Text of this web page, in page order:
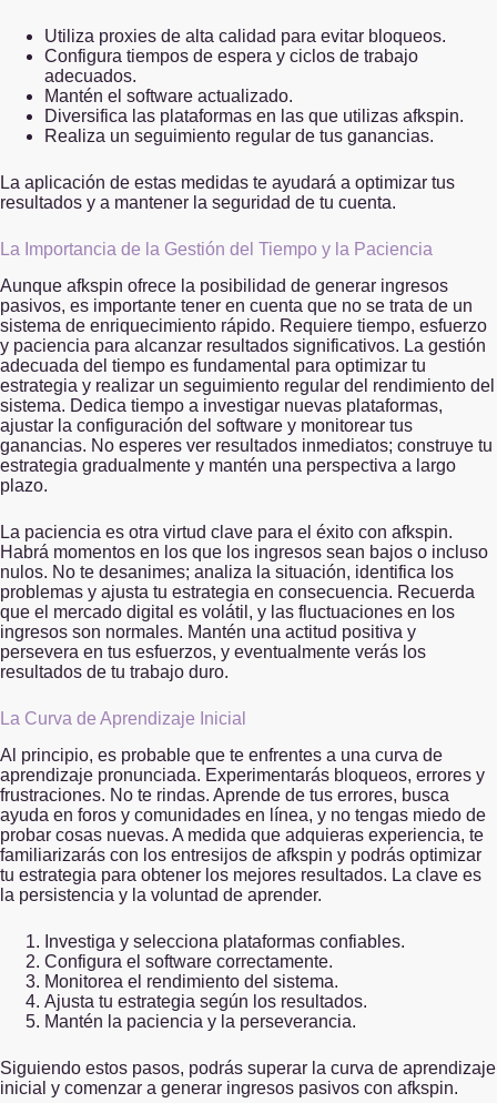
Utiliza proxies de alta calidad para evitar bloqueos.
Configura tiempos de espera y ciclos de trabajo
adecuados.
Mantén el software actualizado.
Diversifica las plataformas en las que utilizas afkspin.
Realiza un seguimiento regular de tus ganancias.
La aplicación de estas medidas te ayudará a optimizar tus
resultados y a mantener la seguridad de tu cuenta.
La Importancia de la Gestión del Tiempo y la Paciencia
Aunque afkspin ofrece la posibilidad de generar ingresos
pasivos, es importante tener en cuenta que no se trata de un
sistema de enriquecimiento rápido. Requiere tiempo, esfuerzo
y paciencia para alcanzar resultados significativos. La gestión
adecuada del tiempo es fundamental para optimizar tu
estrategia y realizar un seguimiento regular del rendimiento del
sistema. Dedica tiempo a investigar nuevas plataformas,
ajustar la configuración del software y monitorear tus
ganancias. No esperes ver resultados inmediatos; construye tu
estrategia gradualmente y mantén una perspectiva a largo
plazo.
La paciencia es otra virtud clave para el éxito con afkspin.
Habrá momentos en los que los ingresos sean bajos o incluso
nulos. No te desanimes; analiza la situación, identifica los
problemas y ajusta tu estrategia en consecuencia. Recuerda
que el mercado digital es volátil, y las fluctuaciones en los
ingresos son normales. Mantén una actitud positiva y
persevera en tus esfuerzos, y eventualmente verás los
resultados de tu trabajo duro.
La Curva de Aprendizaje Inicial
Al principio, es probable que te enfrentes a una curva de
aprendizaje pronunciada. Experimentarás bloqueos, errores y
frustraciones. No te rindas. Aprende de tus errores, busca
ayuda en foros y comunidades en línea, y no tengas miedo de
probar cosas nuevas. A medida que adquieras experiencia, te
familiarizarás con los entresijos de afkspin y podrás optimizar
tu estrategia para obtener los mejores resultados. La clave es
la persistencia y la voluntad de aprender.
Investiga y selecciona plataformas confiables.
Configura el software correctamente.
Monitorea el rendimiento del sistema.
Ajusta tu estrategia según los resultados.
Mantén la paciencia y la perseverancia.
Siguiendo estos pasos, podrás superar la curva de aprendizaje
inicial y comenzar a generar ingresos pasivos con afkspin.